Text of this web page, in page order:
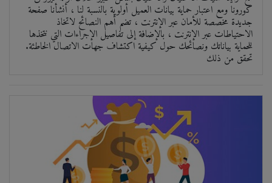
كورونا ومع اعتبار حماية بيانات العميل أولوية بالنسبة لنا ، أنشأنا صفحة
جديدة مخصصة للأمان عبر الإنترنت ، تضم أهم النصائح لاتخاذ
الاحتياطات عبر الإنترنت ، بالإضافة إلى تفاصيل الإجراءات التي نتخذها
للحماية بياناتك ونصائحك حول كيفية اكتشاف جهات الاتصال الخاطئة.
تحقق من ذلك